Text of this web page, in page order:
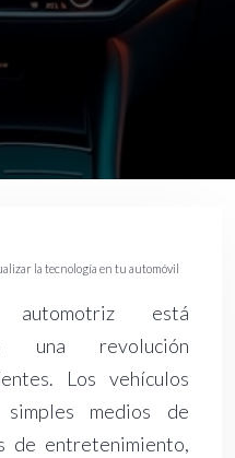
la tecnología en tu automóvil
está
una revolución
Los vehículos
medios de
de entretenimiento,